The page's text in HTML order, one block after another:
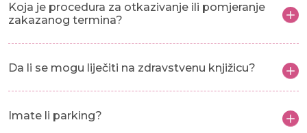
Koja je procedura za otkazivanje ili pomjeranje
zakazanog termina?
Da li se mogu liječiti na zdravstvenu knjižicu?
Imate li parking?